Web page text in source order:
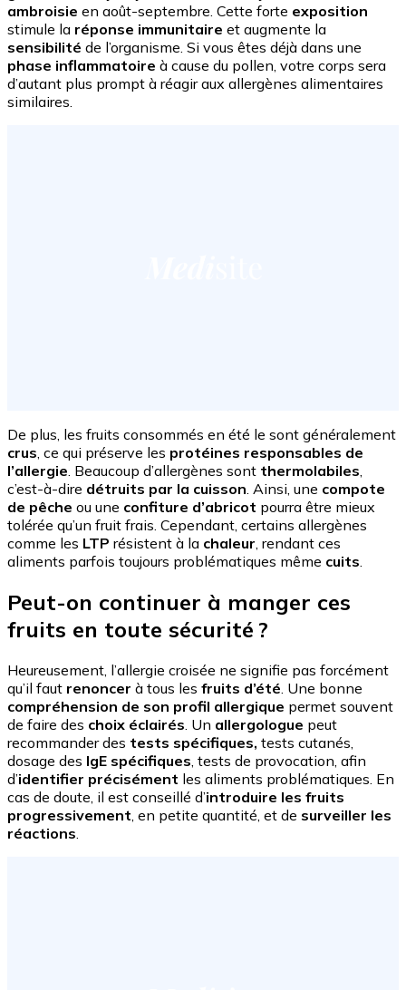
ambroisie en août-septembre. Cette forte exposition
stimule la réponse immunitaire et augmente la
sensibilité de l’organisme. Si vous êtes déjà dans une
phase inflammatoire à cause du pollen, votre corps sera
d’autant plus prompt à réagir aux allergènes alimentaires
similaires.
De plus, les fruits consommés en été le sont généralement
crus , ce qui préserve les protéines responsables de
l’allergie . Beaucoup d’allergènes sont thermolabiles
c’est-à-dire détruits par la cuisson . Ainsi, une compote
de pêche ou une confiture d’abricot pourra être mieux
tolérée qu’un fruit frais. Cependant, certains allergènes
comme les LTP résistent à la chaleur , rendant ces
aliments parfois toujours problématiques même cuits
Peut-on continuer à manger ces
fruits en toute sécurité ?
Heureusement, l’allergie croisée ne signifie pas forcément
qu’il faut renoncer à tous les fruits d’été . Une bonne
compréhension de son profil allergique permet souvent
de faire des choix éclairés . Un allergologue peut
recommander des tests spécifiques, tests cutanés,
dosage des IgE spécifiques , tests de provocation, afin
d’identifier précisément les aliments problématiques. En
cas de doute, il est conseillé d’introduire les fruits
progressivement , en petite quantité, et de surveiller les
réactions